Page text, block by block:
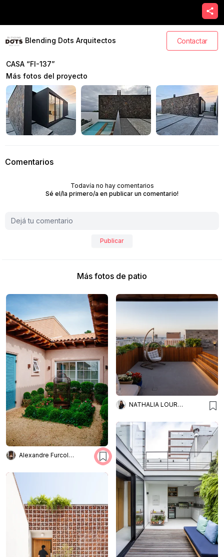
Blending Dots Arquitectos Contactar
CASA “FI-137”
Más fotos del proyecto
Comentarios
Todavía no hay comentarios
Sé el/la primero/a en publicar un comentario!
Publicar
Más fotos de patio
Alexandre Furcolin Paisagismo
NATHALIA LOUREIRO ARQUITETURA